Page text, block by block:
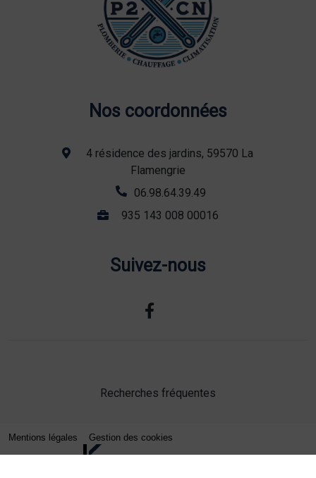
Nos coordonnées
4 résidence des jardins, 59570 La
Flamengrie
06.98.64.39.49
935 143 008 00016
Suivez-nous
Recherches fréquentes
Mentions légales Gestion des cookies